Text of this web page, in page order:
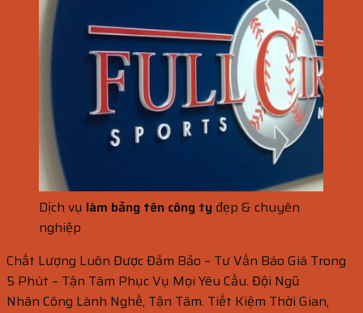
Dịch vụ làm bảng tên công ty đẹp & chuyên
nghiệp
Chất Lượng Luôn Được Đảm Bảo – Tư Vấn Báo Giá Trong
5 Phút – Tận Tâm Phục Vụ Mọi Yêu Cầu. Đội Ngũ
Nhân Công Lành Nghề, Tận Tâm. Tiết Kiệm Thời Gian,